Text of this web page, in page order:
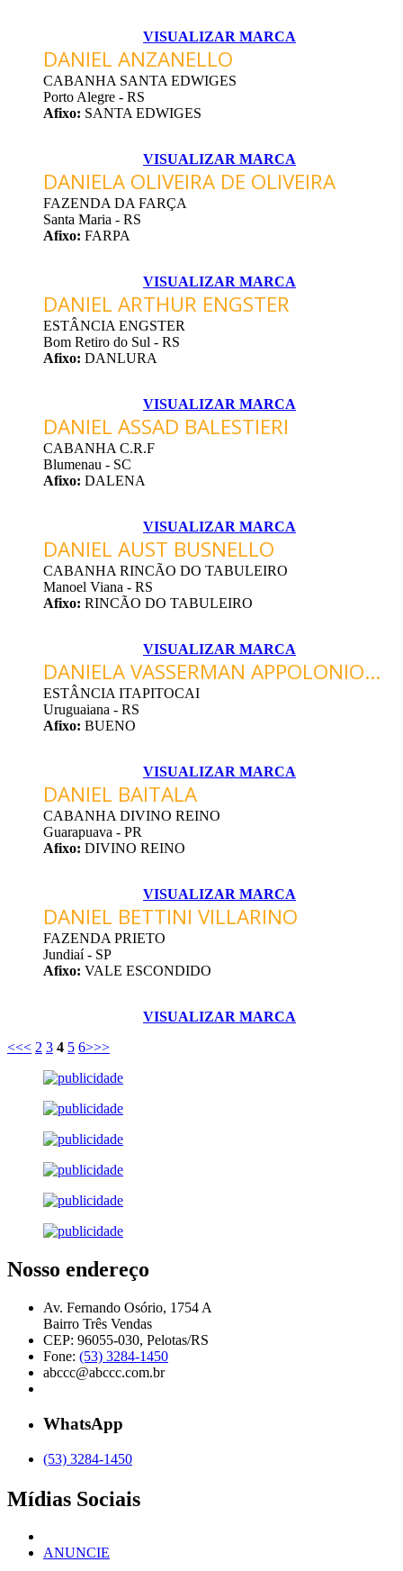
VISUALIZAR MARCA
DANIEL ANZANELLO
CABANHA SANTA EDWIGES
Porto Alegre - RS
Afixo: SANTA EDWIGES
VISUALIZAR MARCA
DANIELA OLIVEIRA DE OLIVEIRA
FAZENDA DA FARÇA
Santa Maria - RS
Afixo: FARPA
VISUALIZAR MARCA
DANIEL ARTHUR ENGSTER
ESTÂNCIA ENGSTER
Bom Retiro do Sul - RS
Afixo: DANLURA
VISUALIZAR MARCA
DANIEL ASSAD BALESTIERI
CABANHA C.R.F
Blumenau - SC
Afixo: DALENA
VISUALIZAR MARCA
DANIEL AUST BUSNELLO
CABANHA RINCÃO DO TABULEIRO
Manoel Viana - RS
Afixo: RINCÃO DO TABULEIRO
VISUALIZAR MARCA
DANIELA VASSERMAN APPOLONIO...
ESTÂNCIA ITAPITOCAI
Uruguaiana - RS
Afixo: BUENO
VISUALIZAR MARCA
DANIEL BAITALA
CABANHA DIVINO REINO
Guarapuava - PR
Afixo: DIVINO REINO
VISUALIZAR MARCA
DANIEL BETTINI VILLARINO
FAZENDA PRIETO
Jundiaí - SP
Afixo: VALE ESCONDIDO
VISUALIZAR MARCA
<<< 2 3 4 5 6>>>
Nosso endereço
Av. Fernando Osório, 1754 A
Bairro Três Vendas
CEP: 96055-030, Pelotas/RS
Fone: (53) 3284-1450
abccc@abccc.com.br
WhatsApp
(53) 3284-1450
Mídias Sociais
ANUNCIE